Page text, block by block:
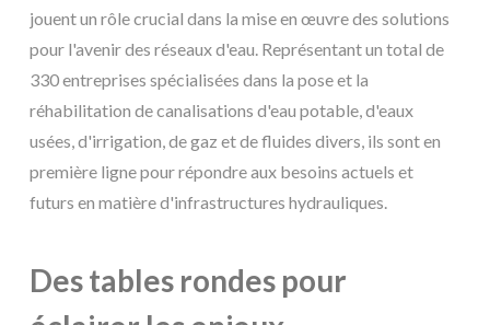
jouent un rôle crucial dans la mise en œuvre des solutions
pour l'avenir des réseaux d'eau. Représentant un total de
330 entreprises spécialisées dans la pose et la
réhabilitation de canalisations d'eau potable, d'eaux
usées, d'irrigation, de gaz et de fluides divers, ils sont en
première ligne pour répondre aux besoins actuels et
futurs en matière d'infrastructures hydrauliques.
Des tables rondes pour